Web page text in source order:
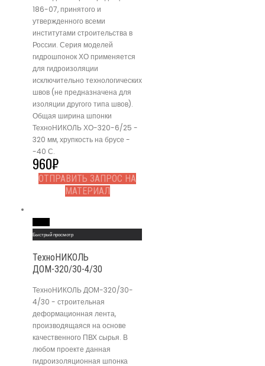
186-07, принятого и
утвержденного всеми
институтами строительства в
России. Серия моделей
гидрошпонок ХО применяется
для гидроизоляции
исключительно технологических
швов (не предназначена для
изоляции другого типа швов).
Общая ширина шпонки
ТехноНИКОЛЬ ХО-320-6/25 -
320 мм, хрупкость на брусе -
-40 С.
960₽
ОТПРАВИТЬ ЗАПРОС НА
МАТЕРИАЛ
Быстрый просмотр
ТехноНИКОЛЬ
ДОМ-320/30-4/30
ТехноНИКОЛЬ ДОМ-320/30-
4/30 - строительная
деформационная лента,
производящаяся на основе
качественного ПВХ сырья. В
любом проекте данная
гидроизоляционная шпонка